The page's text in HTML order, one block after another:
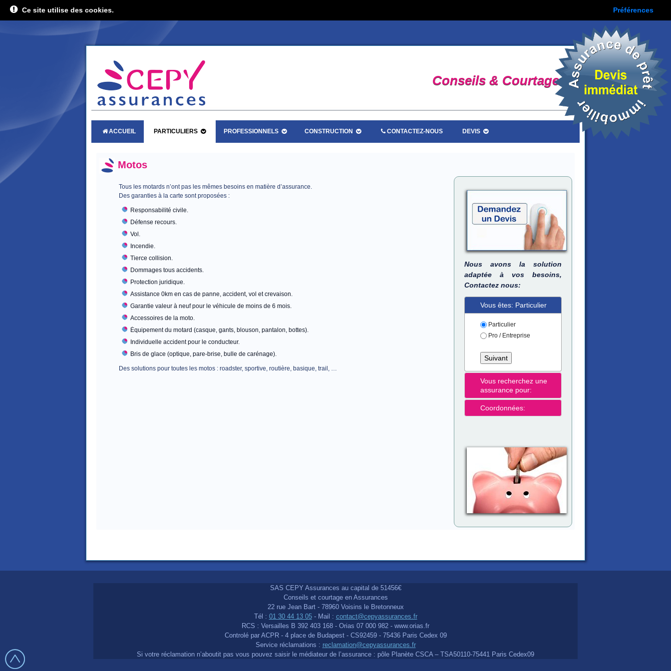
Ce site utilise des cookies. Préférences
Conseils & Courtage
ACCUEIL PARTICULIERS PROFESSIONNELS CONSTRUCTION CONTACTEZ-NOUS DEVIS
Motos
Tous les motards n’ont pas les mêmes besoins en matière d’assurance.
Des garanties à la carte sont proposées :
Responsabilité civile.
Défense recours.
Vol.
Incendie.
Tierce collision.
Dommages tous accidents.
Protection juridique.
Assistance 0km en cas de panne, accident, vol et crevaison.
Garantie valeur à neuf pour le véhicule de moins de 6 mois.
Accessoires de la moto.
Équipement du motard (casque, gants, blouson, pantalon, bottes).
Individuelle accident pour le conducteur.
Bris de glace (optique, pare-brise, bulle de carénage).
Des solutions pour toutes les motos : roadster, sportive, routière, basique, trail, …
Nous avons la solution
adaptée à vos besoins,
Contactez nous:
Vous êtes: Particulier
Particulier
Pro / Entreprise
Vous recherchez une
assurance pour:
Coordonnées:
SAS CEPY Assurances au capital de 51456€
Conseils et courtage en Assurances
22 rue Jean Bart - 78960 Voisins le Bretonneux
Tél : 01 30 44 13 05- Mail : contact@cepyassurances.fr
RCS : Versailles B 392 403 168 - Orias 07 000 982 - www.orias.fr
Controlé par ACPR - 4 place de Budapest - CS92459 - 75436 Paris Cedex 09
Service réclamations : reclamation@cepyassurances.fr
Si votre réclamation n’aboutit pas vous pouvez saisir le médiateur de l’assurance : pôle Planète CSCA – TSA50110-75441 Paris Cedex09